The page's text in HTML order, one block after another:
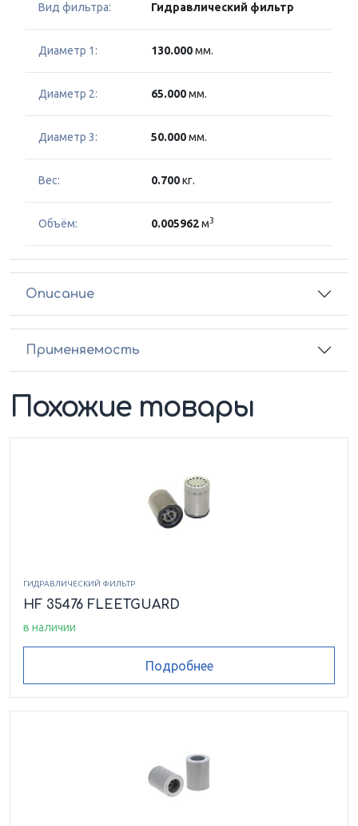
Вид фильтра: Гидравлический фильтр
Диаметр 1: 130.000мм.
Диаметр 2: 65.000мм.
Диаметр 3: 50.000мм.
Вес: 0.700кг.
Объём: 0.005962м3
Описание
Применяемость
Похожие товары
ГИДРАВЛИЧЕСКИЙ ФИЛЬТР
HF 35476 FLEETGUARD
в наличии
Подробнее